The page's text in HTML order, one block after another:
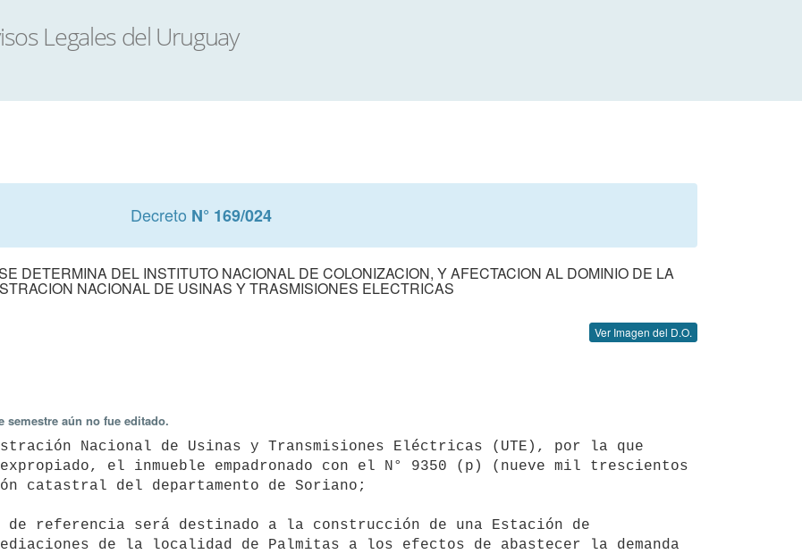
Decreto N° 169/024
DETERMINA DEL INSTITUTO NACIONAL DE COLONIZACION, Y AFECTACION AL DOMINIO DE LA
NACIONAL DE USINAS Y TRASMISIONES ELECTRICAS
Ver Imagen del D.O.
semestre aún no fue editado.
el inmueble empadronado con el N° 9350 (p) (nueve mil trescientos
catastral del departamento de Soriano;
de la localidad de Palmitas a los efectos de abastecer la demanda